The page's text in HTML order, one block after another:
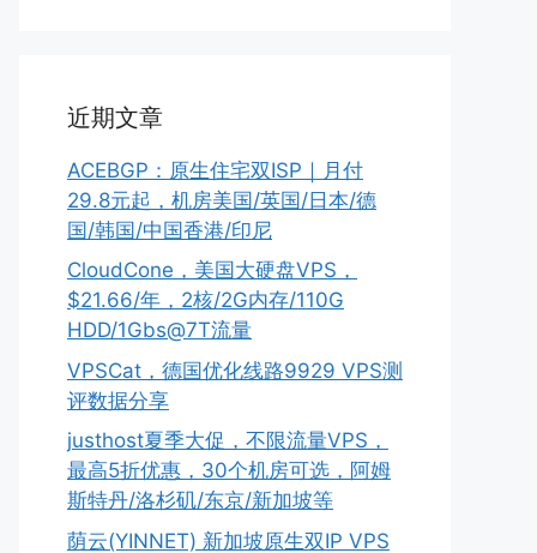
近期文章
ACEBGP：原生住宅双ISP｜月付
29.8元起，机房美国/英国/日本/德
国/韩国/中国香港/印尼
CloudCone，美国大硬盘VPS，
$21.66/年，2核/2G内存/110G
HDD/1Gbs@7T流量
VPSCat，德国优化线路9929 VPS测
评数据分享
justhost夏季大促，不限流量VPS，
最高5折优惠，30个机房可选，阿姆
斯特丹/洛杉矶/东京/新加坡等
荫云(YINNET) 新加坡原生双IP VPS